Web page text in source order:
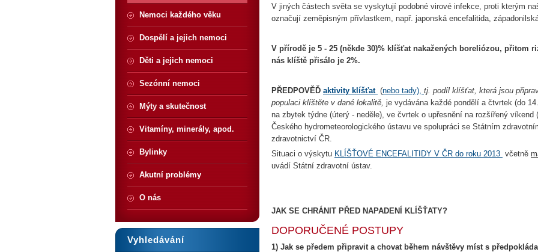
V jiných částech světa se vyskytují podobné virové infekce, proti kterým
označují zeměpisným přívlastkem, např. japonská encefalitida,
V přírodě je 5 - 25 (někde 30)% klíšťat nakažených boreliózou, přitom
nás klíště přisálo je 2%.
PŘEDPOVĚĎ aktivity klíšťat (nebo tady), tj. podíl klíšťat, která jsou
populaci klíštěte v dané lokalitě, je vydávána každé pondělí a čtvrtek (do
na zbytek týdne (úterý - neděle), ve čvrtek o upřesnění na rozšířený víkend
Českého hydrometeorologického ústavu ve spolupráci se Státním
zdravotnictví ČR.
Situaci o výskytu KLÍŠŤOVÉ ENCEFALITIDY V ČR do roku 2013 včetně
uvádí Státní zdravotní ústav.
JAK SE CHRÁNIT PŘED NAPADENÍ KLÍŠŤATY?
DOPORUČENÉ POSTUPY
1) Jak se předem připravit a chovat během návštěvy míst s
Nemoci každého věku
Dospělí a jejich nemoci
Děti a jejich nemoci
Sezónní nemoci
Mýty a skutečnost
Vitamíny, minerály, apod.
Bylinky
Akutní problémy
O nás
Vyhledávání